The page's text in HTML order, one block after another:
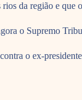
da região e que
o Supremo
o ex-